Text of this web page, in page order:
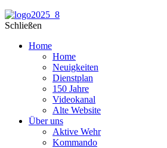
Schließen
Home
Home
Neuigkeiten
Dienstplan
150 Jahre
Videokanal
Alte Website
Über uns
Aktive Wehr
Kommando